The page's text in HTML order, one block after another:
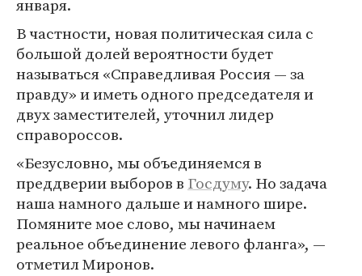
января.
В частности, новая политическая сила с
большой долей вероятности будет
называться «Справедливая Россия — за
правду» и иметь одного председателя и
двух заместителей, уточнил лидер
справороссов.
«Безусловно, мы объединяемся в
преддверии выборов в Госдуму. Но задача
наша намного дальше и намного шире.
Помяните мое слово, мы начинаем
реальное объединение левого фланга», —
отметил Миронов.